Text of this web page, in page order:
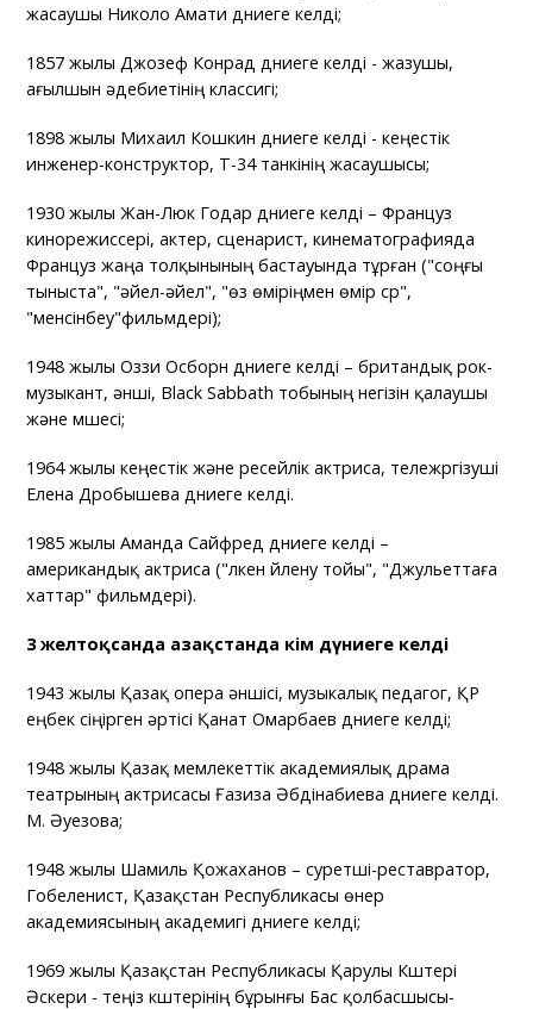
жасаушы Николо Амати дүниеге келді;
1857 жылы Джозеф Конрад дүниеге келді - жазушы,
ағылшын әдебиетінің классигі;
1898 жылы Михаил Кошкин дүниеге келді - кеңестік
инженер-конструктор, Т-34 танкінің жасаушысы;
1930 жылы Жан-Люк Годар дүниеге келді – Француз
кинорежиссері, актер, сценарист, кинематографияда
Француз жаңа толқынының бастауында тұрған ("соңғы
тыныста", "әйел-әйел", "өз өміріңмен өмір сүр",
"менсінбеу"фильмдері);
1948 жылы Оззи Осборн дүниеге келді – британдық рок-
музыкант, әнші, Black Sabbath тобының негізін қалаушы
және мүшесі;
1964 жылы кеңестік және ресейлік актриса, тележүргізуші
Елена Дробышева дүниеге келді.
1985 жылы Аманда Сайфред дүниеге келді –
американдық актриса ("үлкен үйлену тойы", "Джульеттаға
хаттар" фильмдері).
3 желтоқсанда Қазақстанда кім дүниеге келді
1943 жылы Қазақ опера әншісі, музыкалық педагог, ҚР
еңбек сіңірген әртісі Қанат Омарбаев дүниеге келді;
1948 жылы Қазақ мемлекеттік академиялық драма
театрының актрисасы Ғазиза Әбдінабиева дүниеге келді.
М. Әуезова;
1948 жылы Шамиль Қожаханов – суретші-реставратор,
Гобеленист, Қазақстан Республикасы өнер
академиясының академигі дүниеге келді;
1969 жылы Қазақстан Республикасы Қарулы Күштері
Әскери - теңіз күштерінің бұрынғы Бас қолбасшысы-